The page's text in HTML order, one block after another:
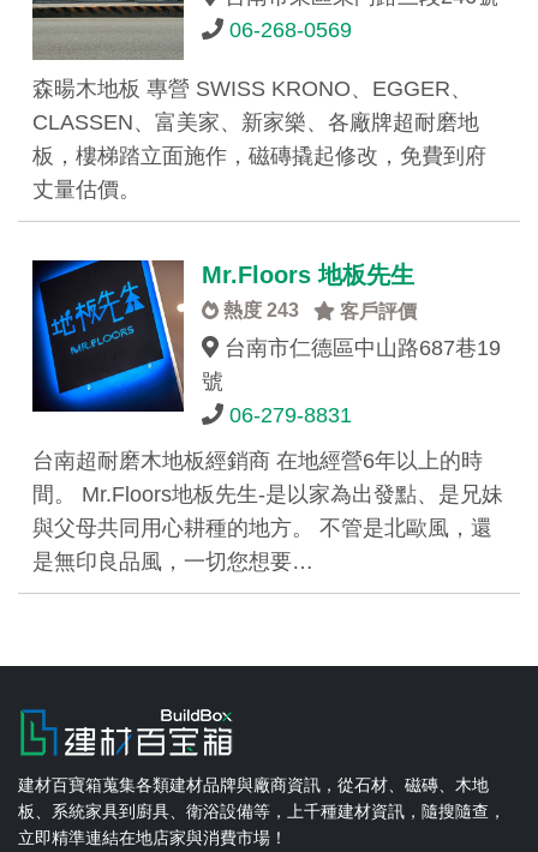
06-268-0569
森暘木地板 專營 SWISS KRONO、EGGER、
CLASSEN、富美家、新家樂、各廠牌超耐磨地
板，樓梯踏立面施作，磁磚撬起修改，免費到府
丈量估價。
Mr.Floors 地板先生
熱度 243 客戶評價
台南市仁德區中山路687巷19
號
06-279-8831
台南超耐磨木地板經銷商 在地經營6年以上的時
間。 Mr.Floors地板先生-是以家為出發點、是兄妹
與父母共同用心耕種的地方。 不管是北歐風，還
是無印良品風，一切您想要…
建材百寶箱蒐集各類建材品牌與廠商資訊，從石材、磁磚、木地
板、系統家具到廚具、衛浴設備等，上千種建材資訊，隨搜隨查，
立即精準連結在地店家與消費市場！